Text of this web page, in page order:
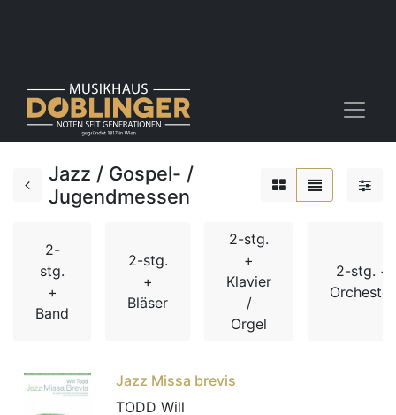
Jazz / Gospel- /
Jugendmessen
2-
stg.
+
Band
2-stg.
+
Bläser
2-stg.
+
Klavier
/
Orgel
2-stg. +
Orchester
Jazz Missa brevis
TODD Will